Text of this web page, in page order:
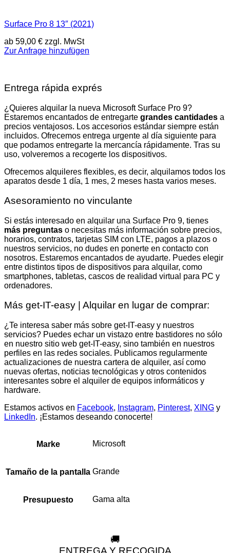
Surface Pro 8 13″ (2021)
ab 59,00 € zzgl. MwSt
Zur Anfrage hinzufügen
Entrega rápida exprés
¿Quieres alquilar la nueva Microsoft Surface Pro 9?
Estaremos encantados de entregarte grandes cantidades a
precios ventajosos. Los accesorios estándar siempre están
incluidos. Ofrecemos entrega urgente al día siguiente para
que podamos entregarte la mercancía rápidamente. Tras su
uso, volveremos a recogerte los dispositivos.
Ofrecemos alquileres flexibles, es decir, alquilamos todos los
aparatos desde 1 día, 1 mes, 2 meses hasta varios meses.
Asesoramiento no vinculante
Si estás interesado en alquilar una Surface Pro 9, tienes
más preguntas o necesitas más información sobre precios,
horarios, contratos, tarjetas SIM con LTE, pagos a plazos o
nuestros servicios, no dudes en ponerte en contacto con
nosotros. Estaremos encantados de ayudarte. Puedes elegir
entre distintos tipos de dispositivos para alquilar, como
smartphones, tabletas, cascos de realidad virtual para PC y
ordenadores.
Más get-IT-easy | Alquilar en lugar de comprar:
¿Te interesa saber más sobre get-IT-easy y nuestros
servicios? Puedes echar un vistazo entre bastidores no sólo
en nuestro sitio web get-IT-easy, sino también en nuestros
perfiles en las redes sociales. Publicamos regularmente
actualizaciones de nuestra cartera de alquiler, así como
nuevas ofertas, noticias tecnológicas y otros contenidos
interesantes sobre el alquiler de equipos informáticos y
hardware.
Estamos activos en Facebook, Instagram, Pinterest, XING y
LinkedIn. ¡Estamos deseando conocerte!
Marke Microsoft
Tamaño de la pantalla Grande
Presupuesto Gama alta
🚚
ENTREGA Y RECOGIDA